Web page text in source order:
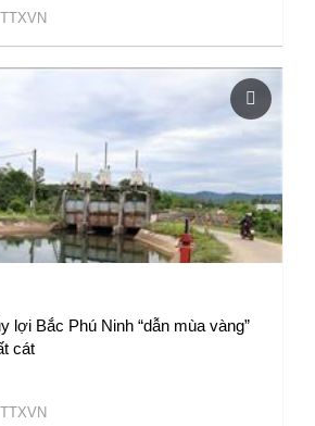
TTXVN
lợi Bắc Phú Ninh “dẫn mùa vàng”
cát
TTXVN